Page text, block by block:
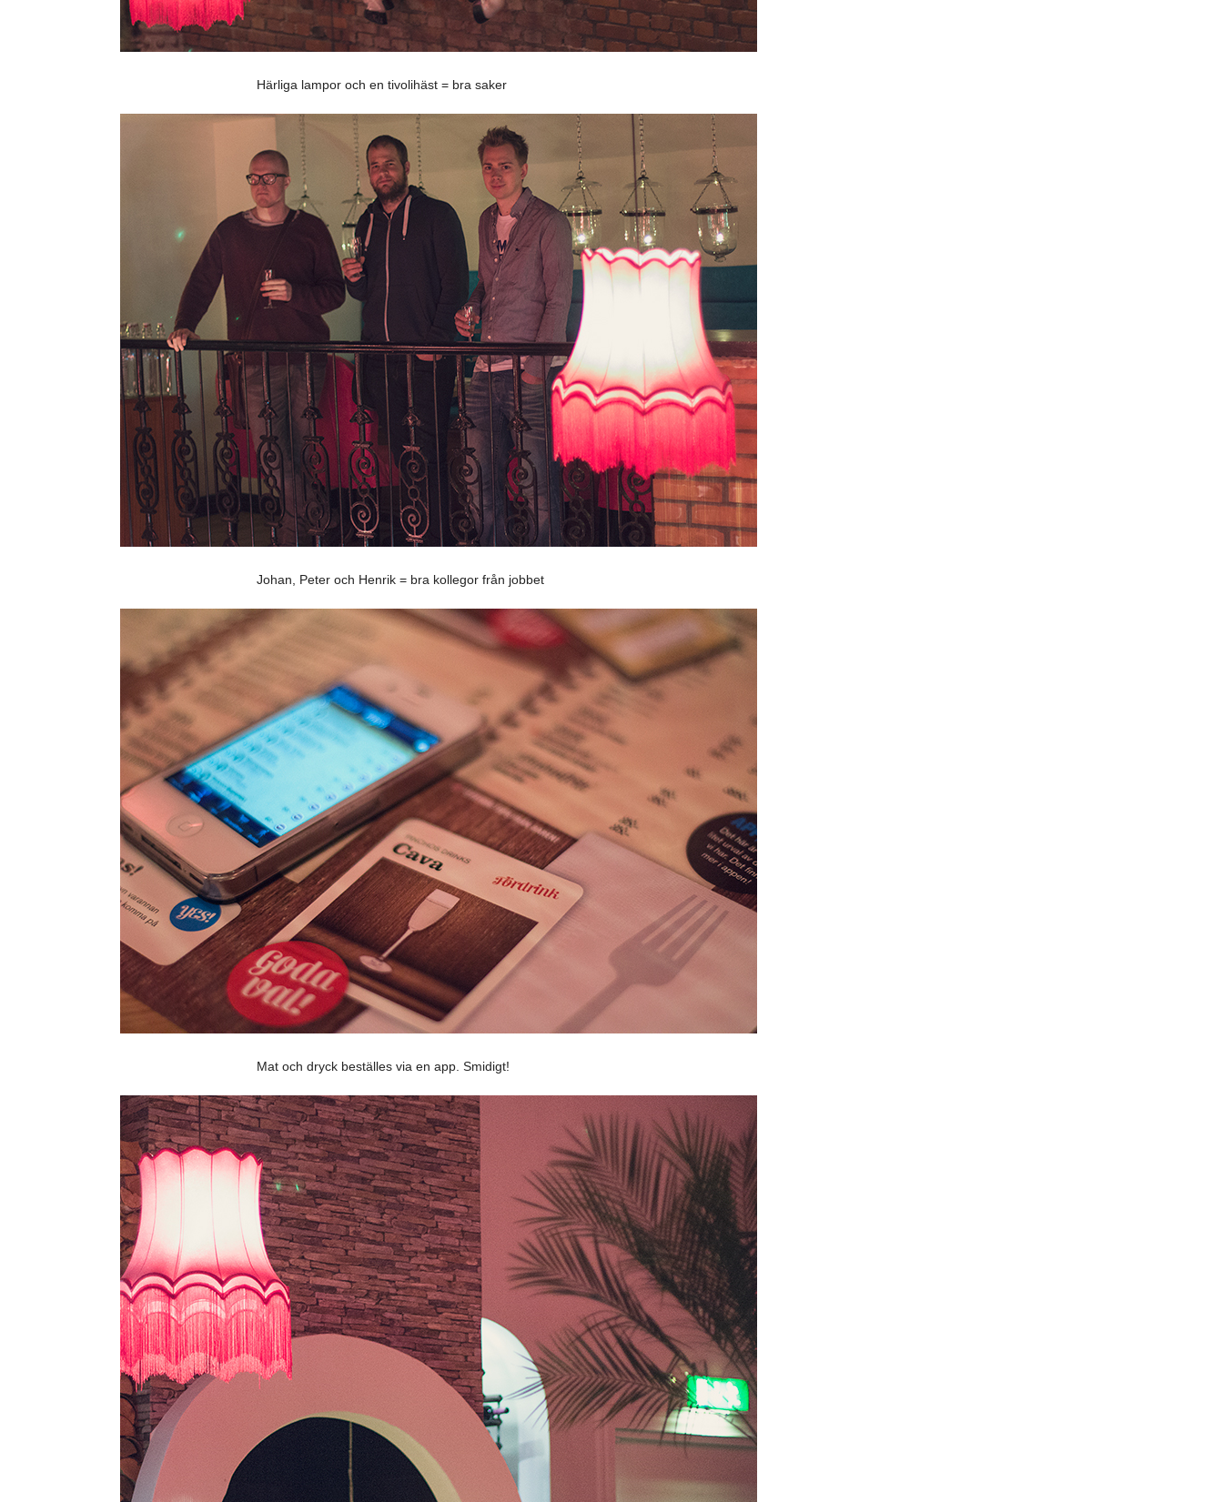
Härliga lampor och en tivolihäst = bra saker
Johan, Peter och Henrik = bra kollegor från jobbet
Mat och dryck beställes via en app. Smidigt!